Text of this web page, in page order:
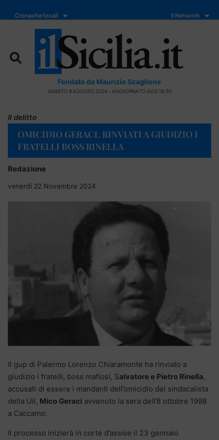
Cronache locali Il Network
Fondato da Maurizio Scaglione
SABATO 8 AGOSTO 2026 - AGGIORNATO ALLE 18:30
Il delitto
OMICIDIO GERACI, RINVIATI A GIUDIZIO I
FRATELLI BOSS RINELLA
Redazione
venerdì 22 Novembre 2024
Il gup di Palermo Lorenzo Chiaramonte ha rinviato a
giudizio i fratelli, boss mafiosi, Salvatore e Pietro Rinella,
accusati di essere i mandanti dell’omicidio del sindacalista
della Uil, Mico Geraci avvenuto la sera dell’8 ottobre 1998
a Caccamo.
Il processo inizierà in corte d’assise il 23 gennaio